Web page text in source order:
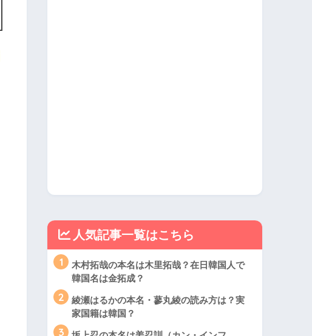
人気記事一覧はこちら
1
木村拓哉の本名は木里拓哉？在日韓国人で
韓国名は金拓成？
2
綾瀬はるかの本名・蓼丸綾の読み方は？実
家国籍は韓国？
3